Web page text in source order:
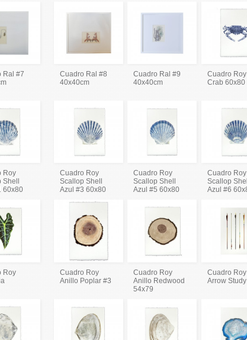
Ral #7
Cuadro Ral #8
40x40cm
Cuadro Ral #9
40x40cm
Cuadro
Crab 60x80
Roy
60x80
Cuadro Roy
Scallop Shell
Azul #3 60x80
Cuadro Roy
Scallop Shell
Azul #5 60x80
Cuadro Roy
Scallop Shell
Azul #6
Roy
Cuadro Roy
Anillo Poplar #3
Cuadro Roy
Anillo Redwood
54x79
Cuadro Roy
Arrow Study